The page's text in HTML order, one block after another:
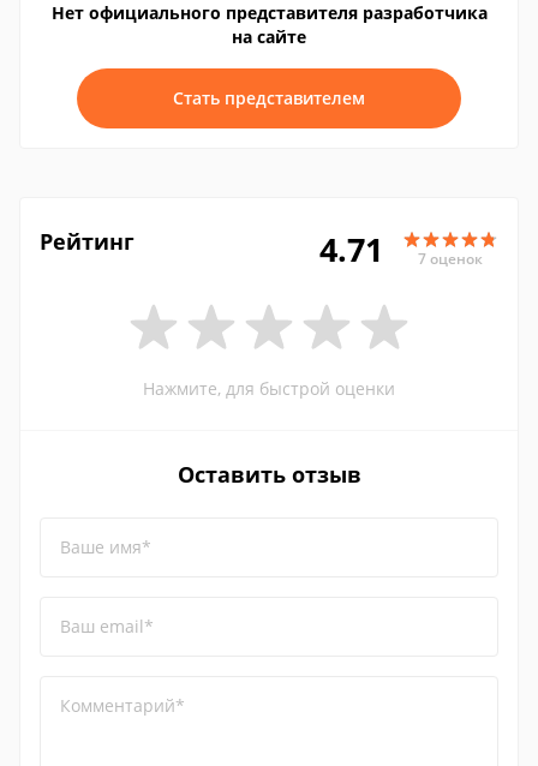
Нет официального представителя разработчика
на сайте
Стать представителем
Рейтинг 4.71 7 оценок
Нажмите, для быстрой оценки
Оставить отзыв
Ваше имя*
Ваш email*
Комментарий*